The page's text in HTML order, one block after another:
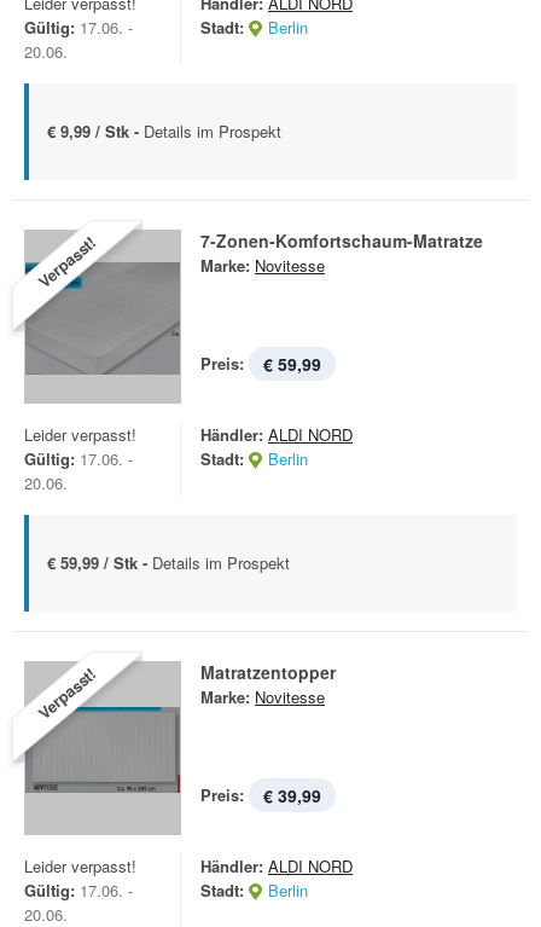
Gültig: 17.06. -
20.06.
Stadt:
Berlin
€ 9,99 / Stk - Details im Prospekt
Verpasst! 7-Zonen-Komfortschaum-Matratze
Marke: Novitesse
Preis: € 59,99
Leider verpasst!
Gültig: 17.06. -
20.06.
Händler: ALDI NORD
Stadt:
Berlin
€ 59,99 / Stk - Details im Prospekt
Verpasst! Matratzentopper
Marke: Novitesse
Preis: € 39,99
Leider verpasst!
Gültig: 17.06. -
20.06.
Händler: ALDI NORD
Stadt:
Berlin